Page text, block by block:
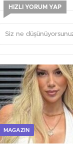
HIZLI YORUM YAP
MAGAZIN